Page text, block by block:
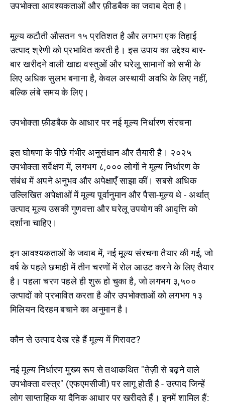
उपभोक्ता आवश्यकताओं और फ़ीडबैक का जवाब देता है।
मूल्य कटौती औसतन १५ प्रतिशत है और लगभग एक तिहाई
उत्पाद श्रेणी को प्रभावित करती है। इस उपाय का उद्देश्य बार-
बार खरीदने वाली खाद्य वस्तुओं और घरेलू सामानों को सभी के
लिए अधिक सुलभ बनाना है, केवल अस्थायी अवधि के लिए नहीं,
बल्कि लंबे समय के लिए।
उपभोक्ता फ़ीडबैक के आधार पर नई मूल्य निर्धारण संरचना
इस घोषणा के पीछे गंभीर अनुसंधान और तैयारी है। २०२५
उपभोक्ता सर्वेक्षण में, लगभग ८,००० लोगों ने मूल्य निर्धारण के
संबंध में अपने अनुभव और अपेक्षाएँ साझा कीं। सबसे अधिक
उल्लिखित अपेक्षाओं में मूल्य पूर्वानुमान और पैसा-मूल्य थे - अर्थात्
उत्पाद मूल्य उसकी गुणवत्ता और घरेलू उपयोग की आवृत्ति को
दर्शाना चाहिए।
इन आवश्यकताओं के जवाब में, नई मूल्य संरचना तैयार की गई, जो
वर्ष के पहले छमाही में तीन चरणों में रोल आउट करने के लिए तैयार
है। पहला चरण पहले ही शुरू हो चुका है, जो लगभग ३,५००
उत्पादों को प्रभावित करता है और उपभोक्ताओं को लगभग १३
मिलियन दिरहम बचाने का अनुमान है।
कौन से उत्पाद देख रहे हैं मूल्य में गिरावट?
नई मूल्य निर्धारण मुख्य रूप से तथाकथित "तेज़ी से बढ़ने वाले
उपभोक्ता वस्त्र" (एफएमसीजी) पर लागू होती है - उत्पाद जिन्हें
लोग साप्ताहिक या दैनिक आधार पर खरीदते हैं। इनमें शामिल हैं: